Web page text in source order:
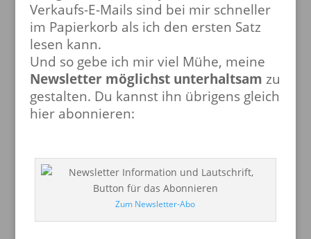
Verkaufs-E-Mails sind bei mir schneller
im Papierkorb als ich den ersten Satz
lesen kann.
Und so gebe ich mir viel Mühe, meine
Newsletter möglichst unterhaltsam zu
gestalten. Du kannst ihn übrigens gleich
hier abonnieren:
Zum Newsletter-Abo